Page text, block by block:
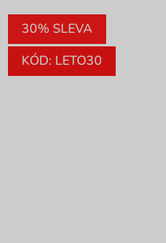
30% SLEVA
KÓD: LETO30